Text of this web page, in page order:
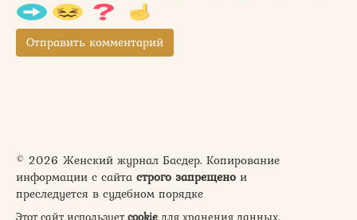
© 2026 Женский журнал Басдер. Копирование
информации с сайта строго запрещено и
преследуется в судебном порядке